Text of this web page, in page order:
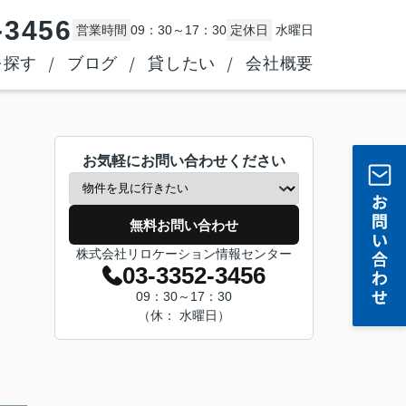
営業時間 09：30～17：30 定休日 水曜日
す ブログ 貸したい 会社概要
お気軽にお問い合わせください
無料お問い合わせ
株式会社リロケーション情報センター
03-3352-3456
09：30～17：30
（休： 水曜日）